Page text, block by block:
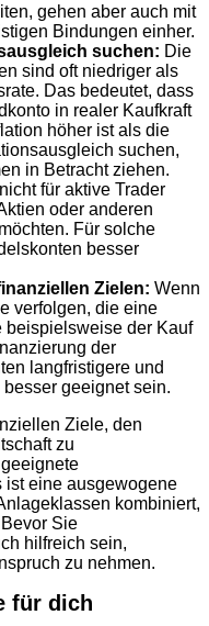
gehen aber auch mit
Bindungen einher.
suchen: Die
sind oft niedriger als
Das bedeutet, dass
in realer Kaufkraft
höher ist als die
suchen,
in Betracht ziehen.
für aktive Trader
oder anderen
Für solche
besser
Zielen: Wenn
verfolgen, die eine
beispielsweise der Kauf
der
langfristigere und
geeignet sein.
Ziele, den
zu
ist eine ausgewogene
kombiniert,
Sie
hilfreich sein,
zu nehmen.
für dich